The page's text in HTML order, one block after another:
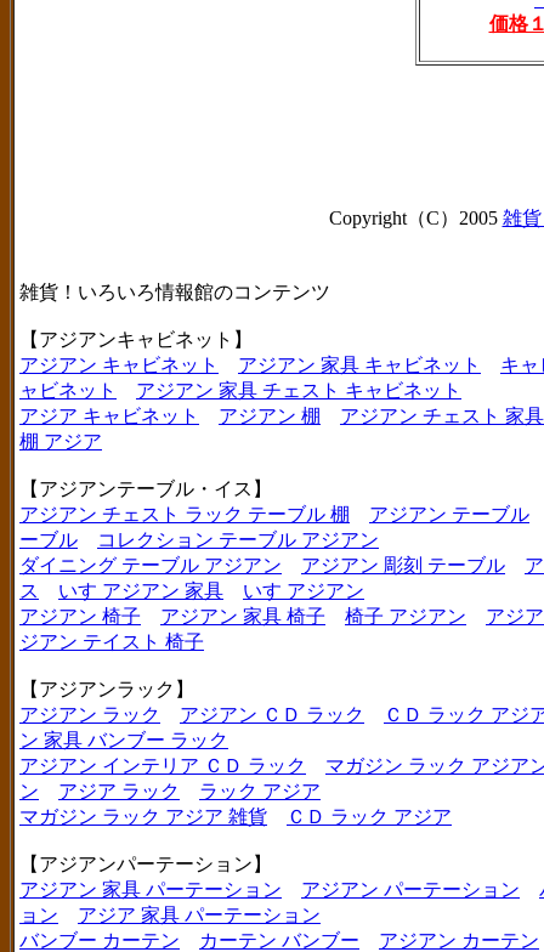
価格
Copyright（C）2005 雑
雑貨！いろいろ情報館のコンテンツ
【アジアンキャビネット】
アジアン キャビネット
アジアン 家具 キャビネット
キャ
ャビネット
アジアン 家具 チェスト キャビネット
アジア キャビネット
アジアン 棚
アジアン チェスト 家
棚 アジア
【アジアンテーブル・イス】
アジアン チェスト ラック テーブル 棚
アジアン テーブル
ーブル
コレクション テーブル アジアン
ダイニング テーブル アジアン
アジアン 彫刻 テーブル
ス
いす アジアン 家具
いす アジアン
アジアン 椅子
アジアン 家具 椅子 椅子 アジアン
アジ
ジアン テイスト 椅子
【アジアンラック】
アジアン ラック
アジアン ＣＤ ラック
ＣＤ ラック アジ
ン 家具 バンブー ラック
アジアン インテリア ＣＤ ラック
マガジン ラック アジア
ン
アジア ラック
ラック アジア
マガジン ラック アジア 雑貨
ＣＤ ラック アジア
【アジアンパーテーション】
アジアン 家具 パーテーション
アジアン パーテーション
ョン
アジア 家具 パーテーション
バンブー カーテン
カーテン バンブー
アジアン カーテン